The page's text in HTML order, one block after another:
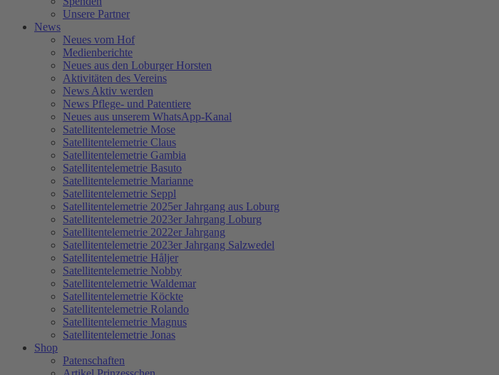
Unsere Partner
News
Neues vom Hof
Medienberichte
Neues aus den Loburger Horsten
Aktivitäten des Vereins
News Aktiv werden
News Pflege- und Patentiere
Neues aus unserem WhatsApp-Kanal
Satellitentelemetrie Mose
Satellitentelemetrie Claus
Satellitentelemetrie Gambia
Satellitentelemetrie Basuto
Satellitentelemetrie Marianne
Satellitentelemetrie Seppl
Satellitentelemetrie 2025er Jahrgang aus Loburg
Satellitentelemetrie 2023er Jahrgang Loburg
Satellitentelemetrie 2022er Jahrgang
Satellitentelemetrie 2023er Jahrgang Salzwedel
Satellitentelemetrie Håljer
Satellitentelemetrie Nobby
Satellitentelemetrie Waldemar
Satellitentelemetrie Köckte
Satellitentelemetrie Rolando
Satellitentelemetrie Magnus
Satellitentelemetrie Jonas
Shop
Patenschaften